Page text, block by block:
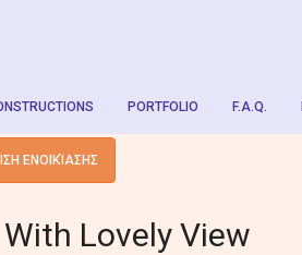
PORTFOLIO F.A.Q.
ΕΝΟΙΚΊΑΣΗΣ
Lovely View